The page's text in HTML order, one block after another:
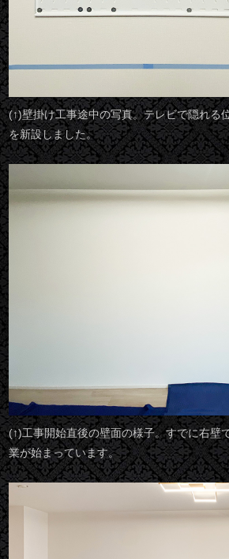
(↑)壁掛け工事途中の写真。テレビで隠れる
を新設しました。
(↑)工事開始直後の壁面の様子。すでに右壁
業が始まっています。